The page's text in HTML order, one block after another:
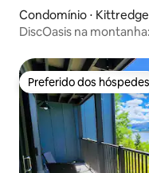
Condomínio ⋅ Kittredge
DiscOasis na
Preferido dos hóspedes
Preferido dos hóspedes